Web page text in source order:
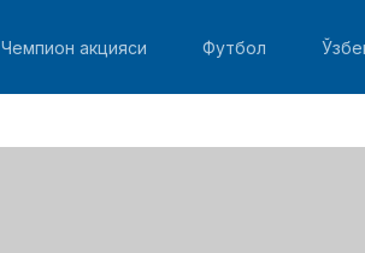
Чемпион акцияси Футбол